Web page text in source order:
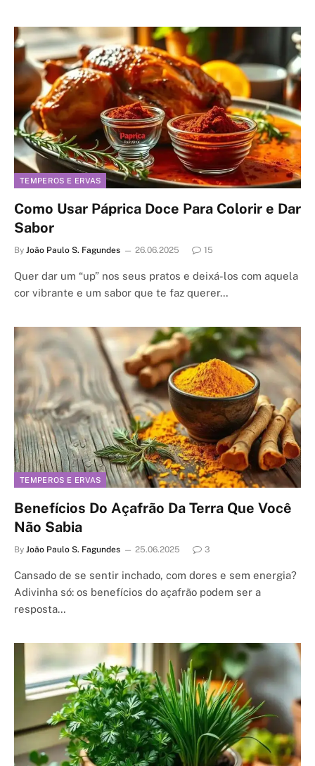
TEMPEROS E ERVAS
Como Usar Páprica Doce Para Colorir e Dar
Sabor
By João Paulo S. Fagundes 26.06.2025 15
Quer dar um “up” nos seus pratos e deixá-los com aquela
cor vibrante e um sabor que te faz querer…
TEMPEROS E ERVAS
Benefícios Do Açafrão Da Terra Que Você
Não Sabia
By João Paulo S. Fagundes 25.06.2025 3
Cansado de se sentir inchado, com dores e sem energia?
Adivinha só: os benefícios do açafrão podem ser a
resposta…